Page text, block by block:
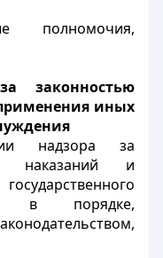
полномочия,
законностью
иных
надзора за
наказаний и
в порядке,